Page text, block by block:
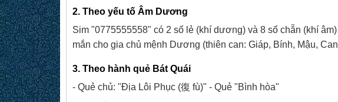
2. Theo yếu tố Âm Dương
Sim "0775555558" có 2 số lẻ (khí dương) và 8 số chẵn (khí
mắn cho gia chủ mệnh Dương (thiên can: Giáp, Bính, Mậu,
3. Theo hành quẻ Bát Quái
- Quẻ chủ: "Địa Lôi Phục (復 fù)" - Quẻ "Bình hòa"